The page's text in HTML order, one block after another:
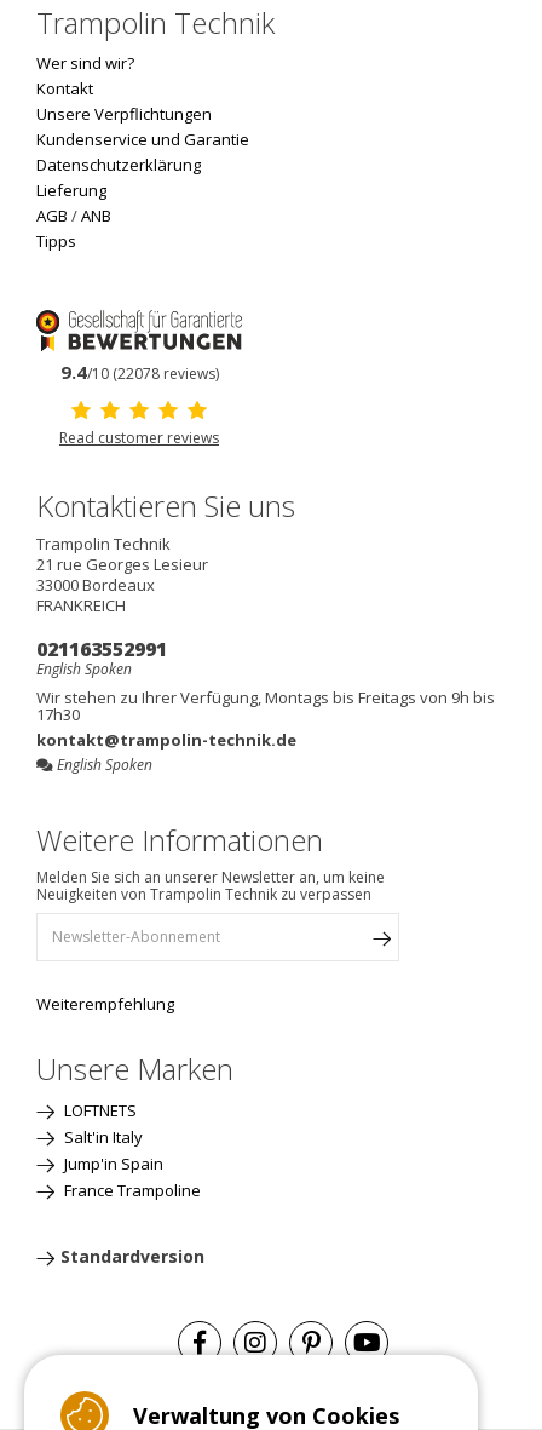
Trampolin Technik
Wer sind wir?
Kontakt
Unsere Verpflichtungen
Kundenservice und Garantie
Datenschutzerklärung
Lieferung
AGB /ANB
Tipps
9.4/10 (22078 reviews)
Read customer reviews
Kontaktieren Sie uns
Trampolin Technik
21 rue Georges Lesieur
33000Bordeaux
FRANKREICH
021163552991
English Spoken
Wir stehen zu Ihrer Verfügung, Montags bis Freitags von 9h bis
17h30
kontakt@trampolin-technik.de
English Spoken
Weitere Informationen
Melden Sie sich an unserer Newsletter an, um keine
Neuigkeiten von Trampolin Technik zu verpassen
Weiterempfehlung
Unsere Marken
LOFTNETS
Salt'in Italy
Jump'in Spain
France Trampoline
Standardversion
Verwaltung von Cookies